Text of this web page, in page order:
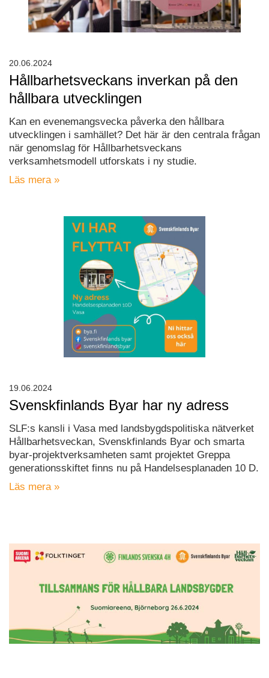
Hållbarhetsveckans inverkan på den
hållbara utvecklingen
Kan en evenemangsvecka påverka den hållbara
utvecklingen i samhället? Det här är den centrala frågan
när genomslag för Hållbarhetsveckans
verksamhetsmodell utforskats i ny studie.
Läs mera »
20.06.2024
Svenskfinlands Byar har ny adress
SLF:s kansli i Vasa med landsbygdspolitiska nätverket
Hållbarhetsveckan, Svenskfinlands Byar och smarta
byar-projektverksamheten samt projektet Greppa
generationsskiftet finns nu på Handelsesplanaden 10 D.
Läs mera »
19.06.2024